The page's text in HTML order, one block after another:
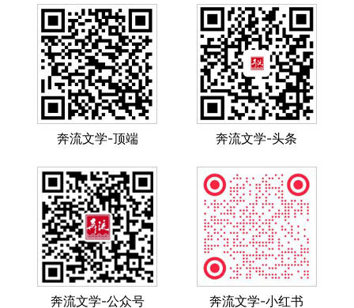
奔流文学-顶端 奔流文学-头条
奔流文学-公众号 奔流文学-小红书